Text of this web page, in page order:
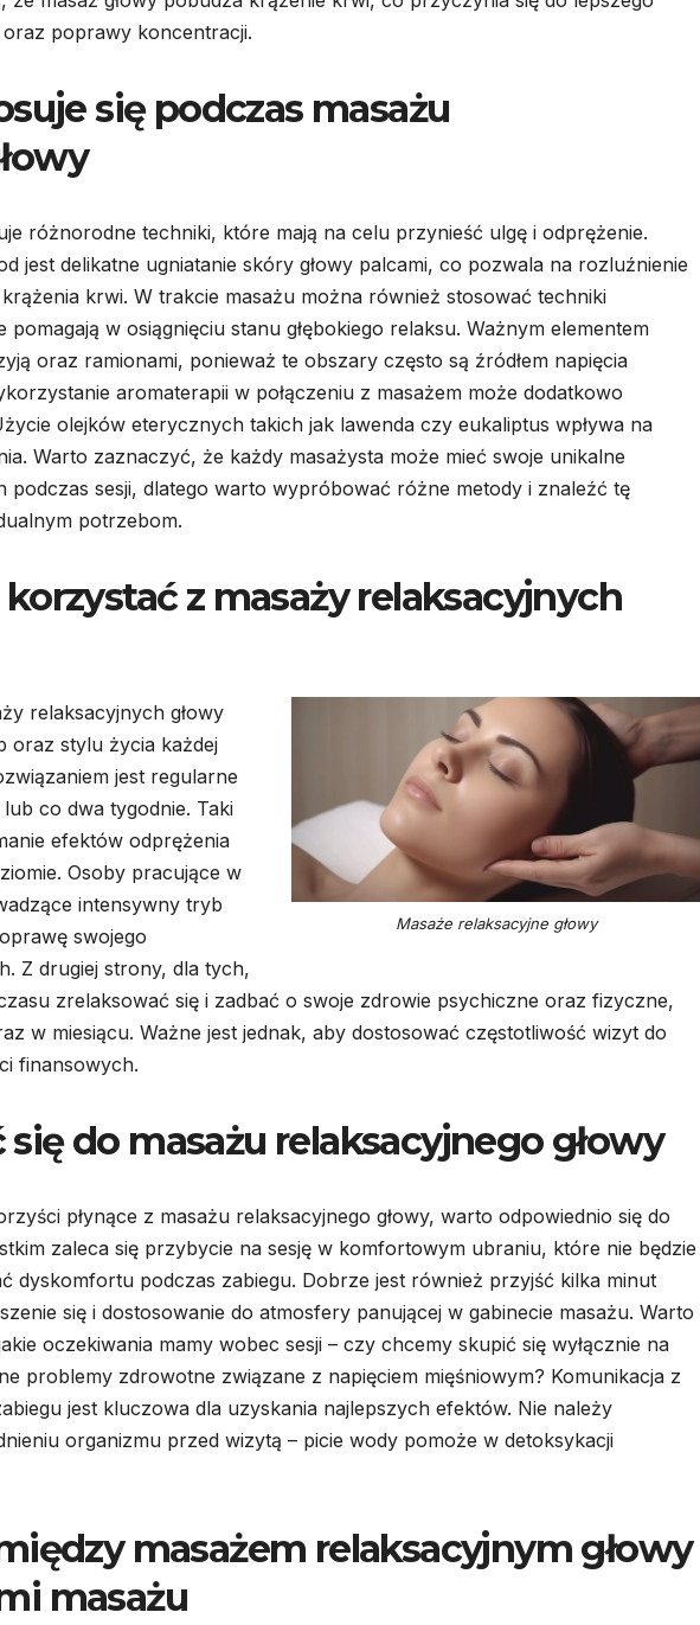
poprawy koncentracji.
się podczas masażu
różnorodne techniki, które mają na celu przynieść ulgę i odprężenie.
jest delikatne ugniatanie skóry głowy palcami, co pozwala na rozluźnienie
krwi. W trakcie masażu można również stosować techniki
w osiągnięciu stanu głębokiego relaksu. Ważnym elementem
oraz ramionami, ponieważ te obszary często są źródłem napięcia
aromaterapii w połączeniu z masażem może dodatkowo
olejków eterycznych takich jak lawenda czy eukaliptus wpływa na
Warto zaznaczyć, że każdy masażysta może mieć swoje unikalne
podczas sesji, dlatego warto wypróbować różne metody i znaleźć tę
potrzebom.
z masaży relaksacyjnych
Masaże relaksacyjne głowy
relaksacyjnych głowy
oraz stylu życia każdej
jest regularne
co dwa tygodnie. Taki
efektów odprężenia
Osoby pracujące w
intensywny tryb
swojego
Z drugiej strony, dla tych,
zrelaksować się i zadbać o swoje zdrowie psychiczne oraz fizyczne,
w miesiącu. Ważne jest jednak, aby dostosować częstotliwość wizyt do
finansowych.
do masażu relaksacyjnego głowy
płynące z masażu relaksacyjnego głowy, warto odpowiednio się do
zaleca się przybycie na sesję w komfortowym ubraniu, które nie będzie
dyskomfortu podczas zabiegu. Dobrze jest również przyjść kilka minut
się i dostosowanie do atmosfery panującej w gabinecie masażu. Warto
oczekiwania mamy wobec sesji – czy chcemy skupić się wyłącznie na
problemy zdrowotne związane z napięciem mięśniowym? Komunikacja z
jest kluczowa dla uzyskania najlepszych efektów. Nie należy
organizmu przed wizytą – picie wody pomoże w detoksykacji
masażem relaksacyjnym głowy
masażu